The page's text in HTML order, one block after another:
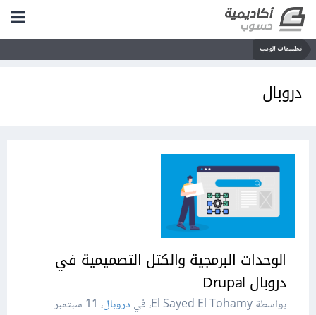
تطبيقات الويب
دروبال
الوحدات البرمجية والكتل التصميمية في
دروبال Drupal
بواسطة El Sayed El Tohamy، في دروبال،
11 سبتمبر